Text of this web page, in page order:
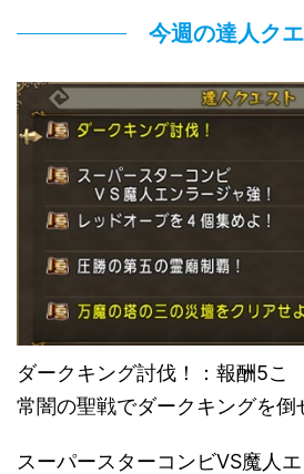
今週の達人ク
ダークキング討伐！：報酬5こ
常闇の聖戦でダークキングを倒
スーパースターコンビVS魔人